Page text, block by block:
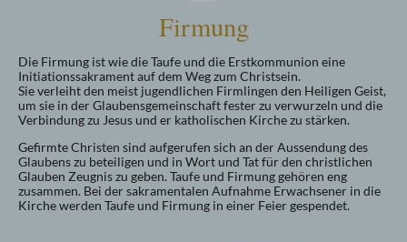
Firmung
Die Firmung ist wie die Taufe und die Erstkommunion eine
Initiationssakrament auf dem Weg zum Christsein.
Sie verleiht den meist jugendlichen Firmlingen den Heiligen Geist,
um sie in der Glaubensgemeinschaft fester zu verwurzeln und die
Verbindung zu Jesus und er katholischen Kirche zu stärken.
Gefirmte Christen sind aufgerufen sich an der Aussendung des
Glaubens zu beteiligen und in Wort und Tat für den christlichen
Glauben Zeugnis zu geben. Taufe und Firmung gehören eng
zusammen. Bei der sakramentalen Aufnahme Erwachsener in die
Kirche werden Taufe und Firmung in einer Feier gespendet.